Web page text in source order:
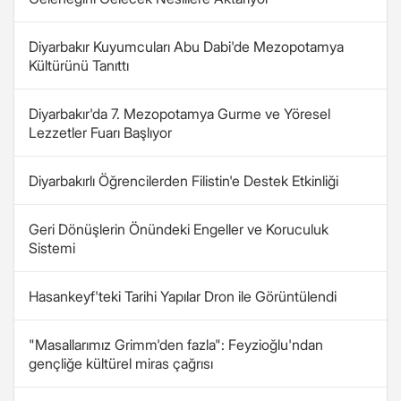
Diyarbakır Kuyumcuları Abu Dabi'de Mezopotamya
Kültürünü Tanıttı
Diyarbakır'da 7. Mezopotamya Gurme ve Yöresel
Lezzetler Fuarı Başlıyor
Diyarbakırlı Öğrencilerden Filistin'e Destek Etkinliği
Geri Dönüşlerin Önündeki Engeller ve Koruculuk
Sistemi
Hasankeyf'teki Tarihi Yapılar Dron ile Görüntülendi
"Masallarımız Grimm'den fazla": Feyzioğlu'ndan
gençliğe kültürel miras çağrısı